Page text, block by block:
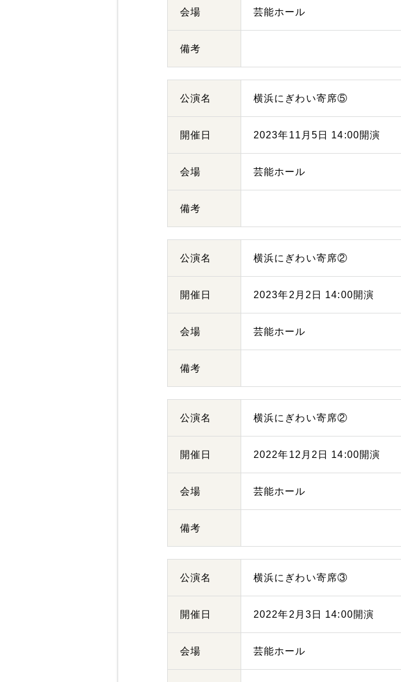
会場 芸能ホール
備考
公演名 横浜にぎわい寄席⑤
開催日 2023年11月5日 14:00開演
会場 芸能ホール
備考
公演名 横浜にぎわい寄席②
開催日 2023年2月2日 14:00開演
会場 芸能ホール
備考
公演名 横浜にぎわい寄席②
開催日 2022年12月2日 14:00開演
会場 芸能ホール
備考
公演名 横浜にぎわい寄席③
開催日 2022年2月3日 14:00開演
会場 芸能ホール